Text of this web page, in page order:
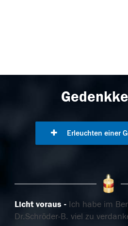
Erleuchten einer
Licht voraus
Ich habe im
Dr.Schröder-B. viel zu